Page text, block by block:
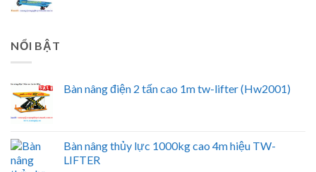
NỔI BẬT
Bàn nâng điện 2 tấn cao 1m tw-lifter (Hw2001)
Bàn nâng thủy lực 1000kg cao 4m hiệu TW-
LIFTER